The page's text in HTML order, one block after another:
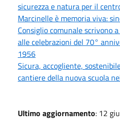
sicurezza e natura per il
Marcinelle è memoria viva:
Consiglio comunale scrivono
alle celebrazioni del 70°
1956
Sicura, accogliente,
cantiere della nuova scuola
Ultimo aggiornamento: 12